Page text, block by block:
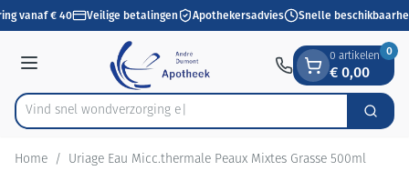
Ga naar de inhoud
1 van 1
vanaf € 40 Veilige betalingen Apothekersadvies Snelle
Menu
Product, merk, categorie...
Vind snel wondverzo Zoek
0 artikelen
€ 0,00
0
Home / Uriage Eau Micc.thermale Peaux Mixtes Grasse 500ml